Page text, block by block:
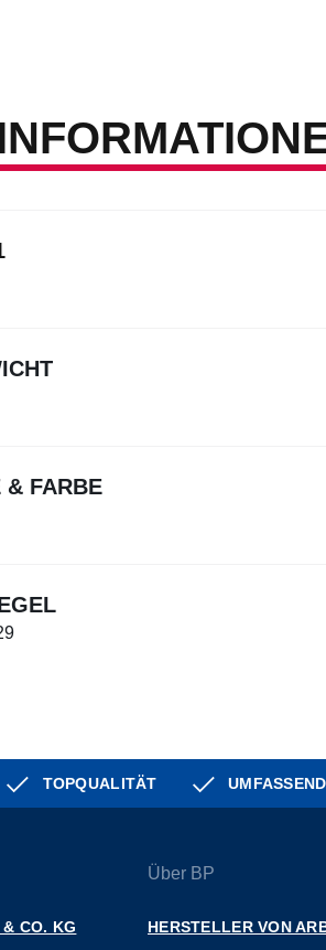
& FARBE
TOPQUALITÄT
CO. KG
Über BP
HERSTELLER VON